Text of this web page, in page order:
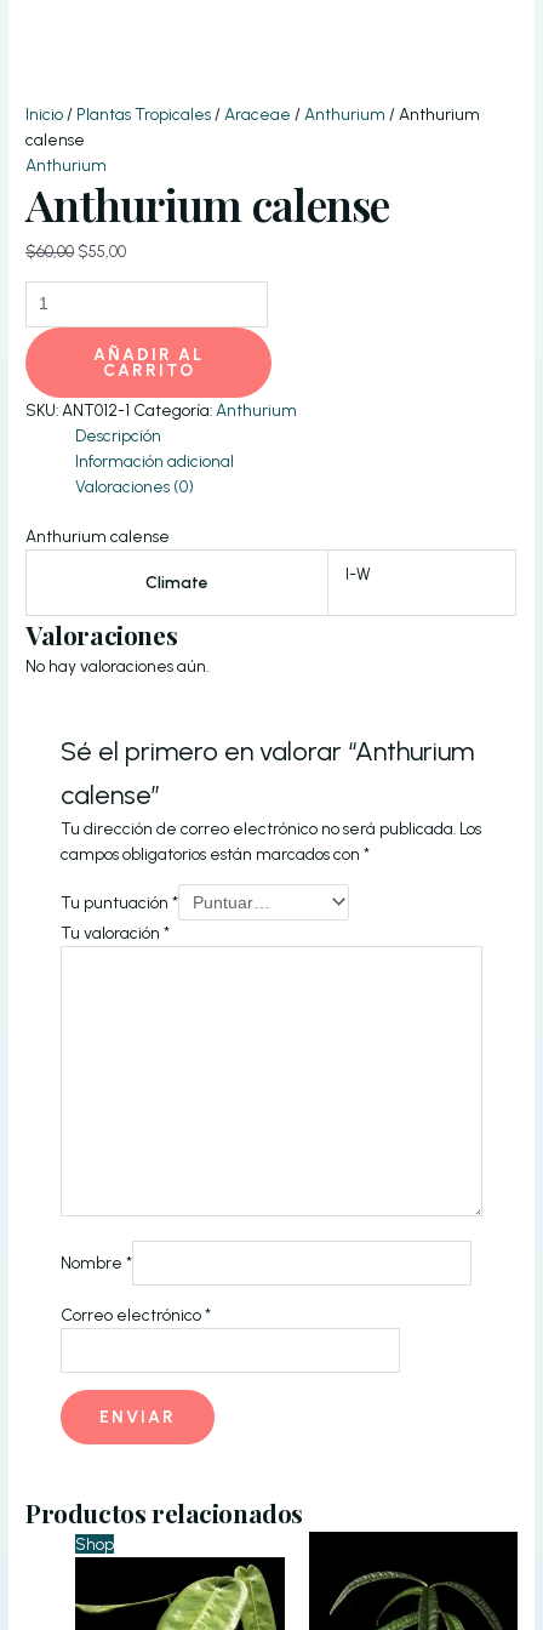
Inicio / Plantas Tropicales / Araceae / Anthurium / Anthurium
calense
Anthurium
Anthurium calense
$60,00 El
era:
$60,00.
$55,00El
es:
$55,00.
cantidad
AÑADIR AL
CARRITO
SKU: ANT012-1 Categoría: Anthurium
Descripción
Información adicional
Valoraciones (0)
Anthurium calense
Climate I-W
Valoraciones
No hay valoraciones aún.
Sé el primero en valorar “Anthurium
calense”
Tu dirección de correo electrónico no será publicada. Los
campos obligatorios están marcados con*
Tu puntuación*
Tu valoración*
Nombre*
Correo electrónico*
Productos relacionados
Shop